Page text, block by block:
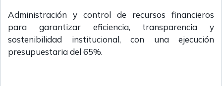
Administración y control de recursos financieros
para garantizar eficiencia, transparencia y
sostenibilidad institucional, con una ejecución
presupuestaria del 65%.